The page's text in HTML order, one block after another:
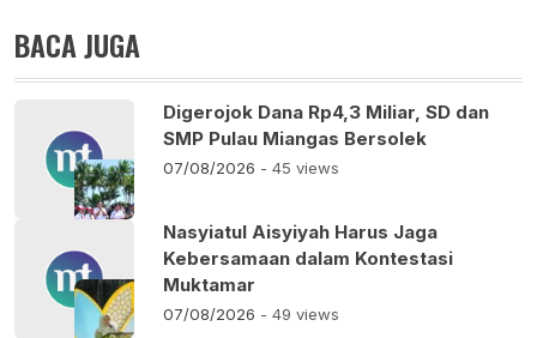
BACA JUGA
Digerojok Dana Rp4,3 Miliar, SD dan
SMP Pulau Miangas Bersolek
07/08/2026 - 45 views
Nasyiatul Aisyiyah Harus Jaga
Kebersamaan dalam Kontestasi
Muktamar
07/08/2026 - 49 views